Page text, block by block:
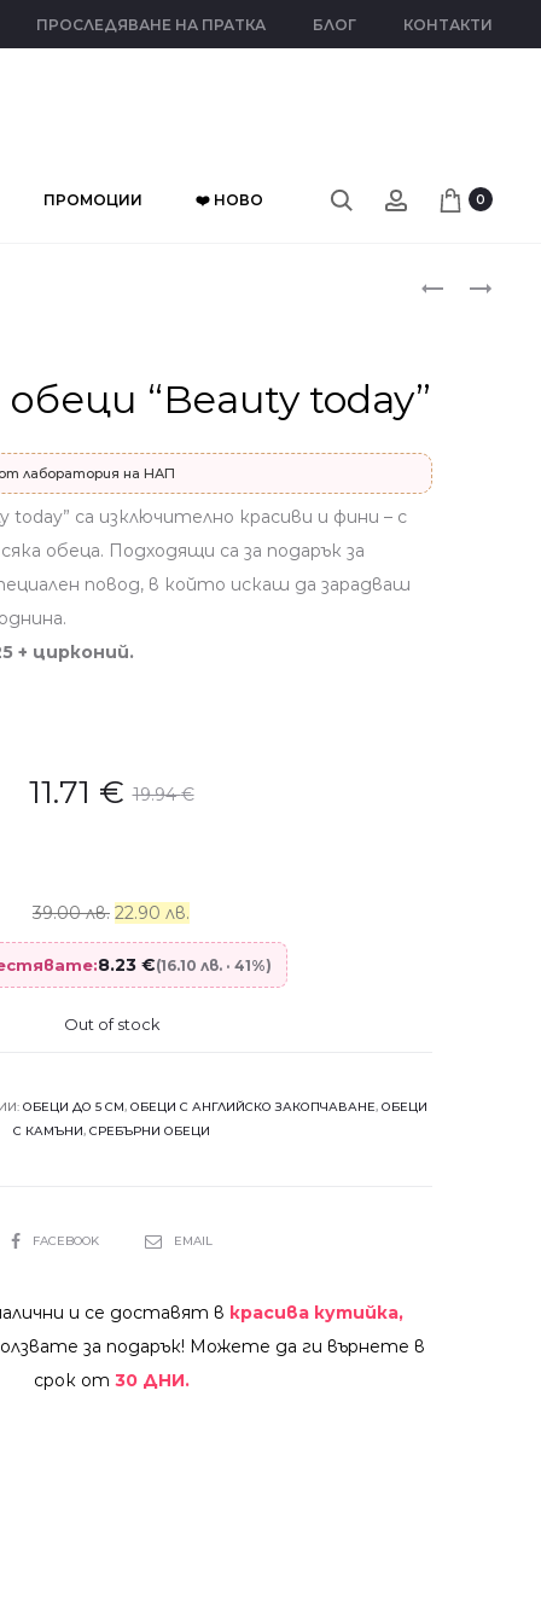
ПРОСЛЕДЯВАНЕ НА ПРАТКА БЛОГ КОНТАКТИ
ПРОМОЦИИ ❤️ НОВО 0
СРЕБЪРНИ
СРЕБЪРНИ
“Beauty today”
лаборатория на НАП
today” са изключително красиви и фини – с
обеца. Подходящи са за подарък за
повод, в който искаш да зарадваш
+ цирконий.
19.94€
11.71 €
39.00 лв. 22.90 лв.
8.23 €(16.10 лв. · 41%)
Out of stock
ОБЕЦИ ДО 5 СМ, ОБЕЦИ С АНГЛИЙСКО ЗАКОПЧАВАНЕ, ОБЕЦИ
С КАМЪНИ, СРЕБЪРНИ ОБЕЦИ
SHAREFACEBOOK EMAIL
и се доставят в красива кутийка,
за подарък! Можете да ги върнете в
срок от 30 ДНИ.